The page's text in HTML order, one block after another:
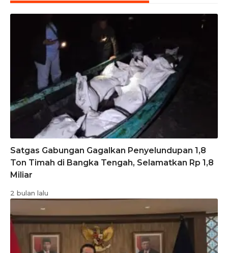
Satgas Gabungan Gagalkan Penyelundupan 1,8
Ton Timah di Bangka Tengah, Selamatkan Rp 1,8
Miliar
2 bulan lalu